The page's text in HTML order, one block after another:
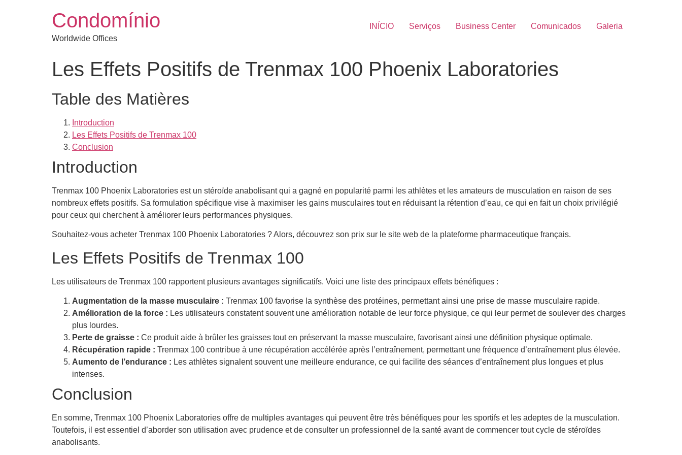
Condomínio
Worldwide Offices
INÍCIO Serviços Business Center Comunicados Galeria
Les Effets Positifs de Trenmax 100 Phoenix Laboratories
Table des Matières
Introduction
Les Effets Positifs de Trenmax 100
Conclusion
Introduction
Trenmax 100 Phoenix Laboratories est un stéroïde anabolisant qui a gagné en popularité parmi les athlètes et les amateurs de musculation en raison de ses
nombreux effets positifs. Sa formulation spécifique vise à maximiser les gains musculaires tout en réduisant la rétention d’eau, ce qui en fait un choix privilégié
pour ceux qui cherchent à améliorer leurs performances physiques.
Souhaitez-vous acheter Trenmax 100 Phoenix Laboratories ? Alors, découvrez son prix sur le site web de la plateforme pharmaceutique français.
Les Effets Positifs de Trenmax 100
Les utilisateurs de Trenmax 100 rapportent plusieurs avantages significatifs. Voici une liste des principaux effets bénéfiques :
Augmentation de la masse musculaire : Trenmax 100 favorise la synthèse des protéines, permettant ainsi une prise de masse musculaire rapide.
Amélioration de la force : Les utilisateurs constatent souvent une amélioration notable de leur force physique, ce qui leur permet de soulever des charges
plus lourdes.
Perte de graisse : Ce produit aide à brûler les graisses tout en préservant la masse musculaire, favorisant ainsi une définition physique optimale.
Récupération rapide : Trenmax 100 contribue à une récupération accélérée après l’entraînement, permettant une fréquence d’entraînement plus élevée.
Aumento de l’endurance : Les athlètes signalent souvent une meilleure endurance, ce qui facilite des séances d’entraînement plus longues et plus
intenses.
Conclusion
En somme, Trenmax 100 Phoenix Laboratories offre de multiples avantages qui peuvent être très bénéfiques pour les sportifs et les adeptes de la musculation.
Toutefois, il est essentiel d’aborder son utilisation avec prudence et de consulter un professionnel de la santé avant de commencer tout cycle de stéroïdes
anabolisants.